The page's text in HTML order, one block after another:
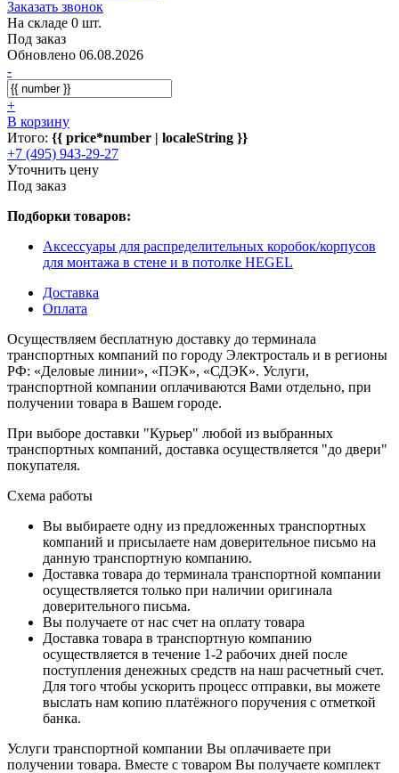
Заказать звонок
На складе 0 шт.
Под заказ
Обновлено 06.08.2026
-
+
В корзину
Итого: {{ price*number | localeString }}
+7 (495) 943-29-27
Уточнить цену
Под заказ
Подборки товаров:
Аксессуары для распределительных коробок/корпусов
для монтажа в стене и в потолке HEGEL
Доставка
Оплата
Осуществляем бесплатную доставку до терминала
транспортных компаний по городу Электросталь и в регионы
РФ: «Деловые линии», «ПЭК», «СДЭК». Услуги,
транспортной компании оплачиваются Вами отдельно, при
получении товара в Вашем городе.
При выборе доставки "Курьер" любой из выбранных
транспортных компаний, доставка осуществляется "до двери"
покупателя.
Схема работы
Вы выбираете одну из предложенных транспортных
компаний и присылаете нам доверительное письмо на
данную транспортную компанию.
Доставка товара до терминала транспортной компании
осуществляется только при наличии оригинала
доверительного письма.
Вы получаете от нас счет на оплату товара
Доставка товара в транспортную компанию
осуществляется в течение 1-2 рабочих дней после
поступления денежных средств на наш расчетный счет.
Для того чтобы ускорить процесс отправки, вы можете
выслать нам копию платёжного поручения с отметкой
банка.
Услуги транспортной компании Вы оплачиваете при
получении товара. Вместе с товаром Вы получаете комплект